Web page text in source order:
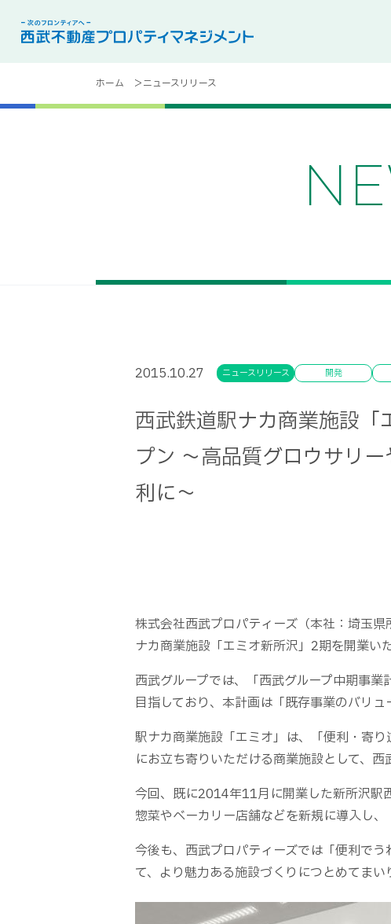
ホーム ニュースリリース
2015.10.27 ニュースリリース 開発
西武鉄道駅ナカ商業施設
プン ～高品質グロウサリ
利に～
株式会社西武プロパティーズ（本社：埼玉
ナカ商業施設「エミオ新所沢」2期を開業いた
西武グループでは、「西武グループ中期事
目指しており、本計画は「既存事業のバリュ
駅ナカ商業施設「エミオ」は、「便利・寄
にお立ち寄りいただける商業施設として、
今回、既に2014年11月に開業した新所沢駅
惣菜やベーカリー店舗などを新規に導入し
今後も、西武プロパティーズでは「便利で
て、より魅力ある施設づくりにつとめてまい